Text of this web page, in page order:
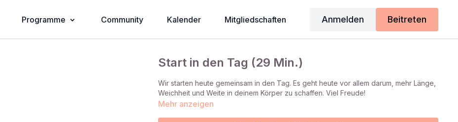
Programme Community Kalender Mitgliedschaften Anmelden Beitreten
Start in den Tag (29 Min.)
Wir starten heute gemeinsam in den Tag. Es geht heute vor allem darum, mehr Länge,
Weichheit und Weite in deinem Körper zu schaffen. Viel Freude!
Mehr anzeigen